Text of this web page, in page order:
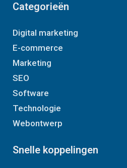
Categorieën
Digital marketing
E-commerce
Marketing
SEO
Software
Technologie
Webontwerp
Snelle koppelingen